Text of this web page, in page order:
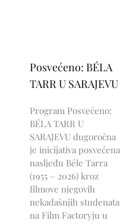
Posvećeno: BÉLA
TARR U SARAJEVU
Program Posvećeno:
BÉLA TARR U
SARAJEVU dugoročna
je inicijativa posvećena
nasljeđu Béle Tarra
(1955 – 2026) kroz
filmove njegovih
nekadašnjih studenata
na Film Factoryju u